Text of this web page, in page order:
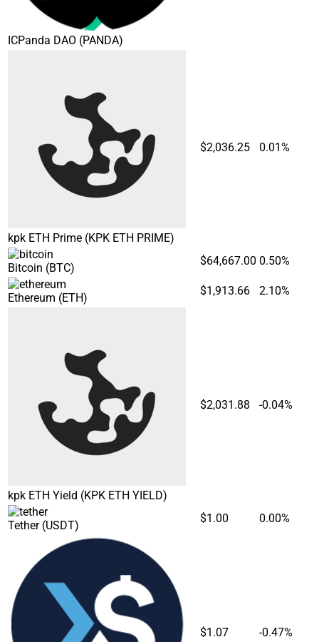
ICPanda DAO (PANDA)
kpk ETH Prime (KPK ETH PRIME)
$2,036.25 0.01%
Bitcoin (BTC)
$64,667.00 0.50%
Ethereum (ETH)
$1,913.66 2.10%
kpk ETH Yield (KPK ETH YIELD)
$2,031.88 -0.04%
Tether (USDT)
$1.00 0.00%
$1.07 -0.47%